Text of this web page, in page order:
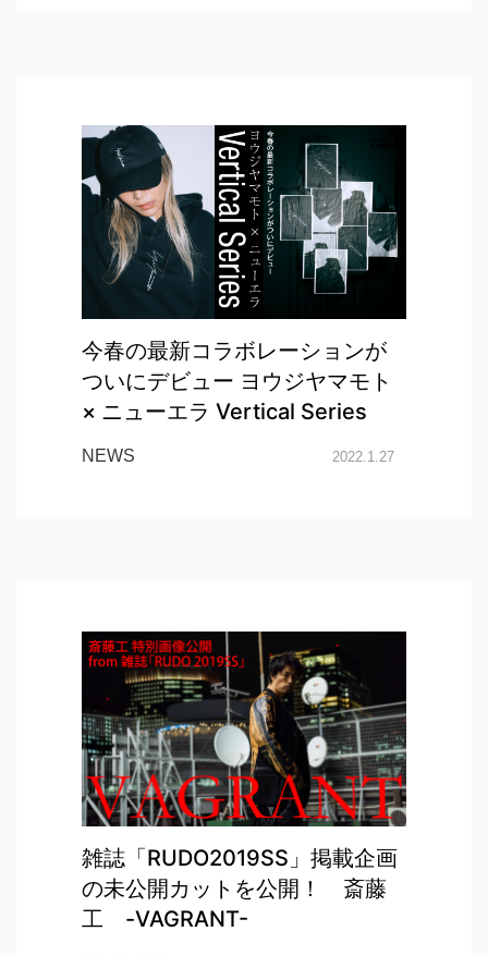
今春の最新コラボレーションが
ついにデビュー ヨウジヤマモト
× ニューエラ Vertical Series
NEWS 2022.1.27
雑誌「RUDO2019SS」掲載企画
の未公開カットを公開！ 斎藤
工 -VAGRANT-